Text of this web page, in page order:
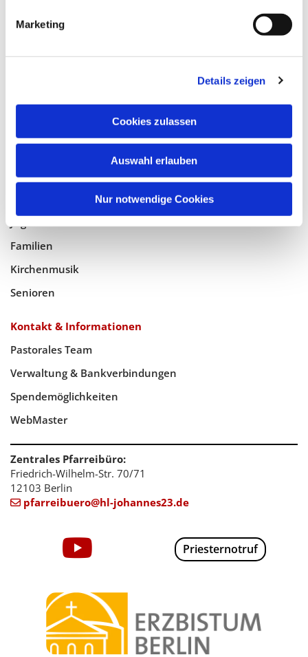
Marketing
Details zeigen
Cookies zulassen
Auswahl erlauben
Nur notwendige Cookies
Tempelhof-Buckow
Geistlicher Raum
Taufe, Kommunion & Trauung
Familien
Kirchenmusik
Senioren
Kontakt & Informationen
Pastorales Team
Verwaltung & Bankverbindungen
Spendemöglichkeiten
WebMaster
Zentrales Pfarreibüro:
Friedrich-Wilhelm-Str. 70/71
12103 Berlin
 pfarreibuero@hl-johannes23.de
Priesternotruf